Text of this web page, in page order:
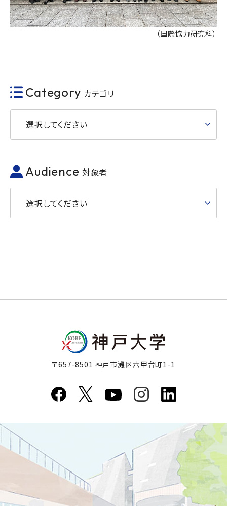
（国際協力研究科）
Category カテゴリ
選択してください
Audience 対象者
選択してください
〒657-8501 神戸市灘区六甲台町1-1